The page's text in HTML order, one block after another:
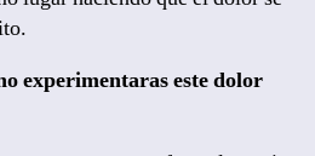
experimentaras este dolor